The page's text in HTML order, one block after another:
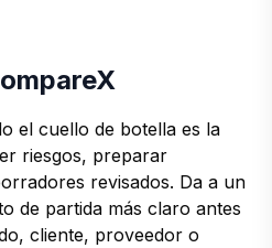
el cuello de botella es la
riesgos, preparar
revisados. Da a un
de partida más claro antes
cliente, proveedor o